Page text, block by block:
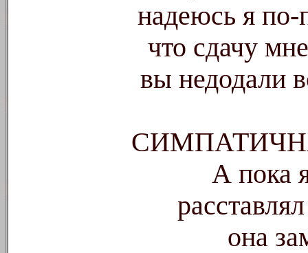
надеюсь я
что сдачу
вы недодали
А пока
она